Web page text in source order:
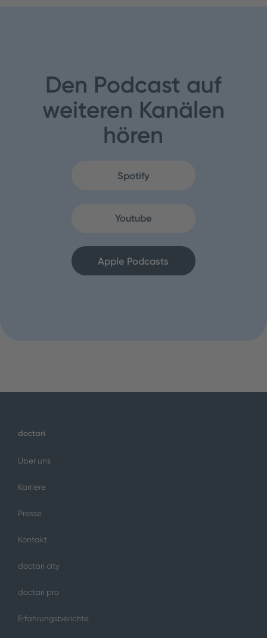
Den Podcast auf
weiteren Kanälen
hören
Spotify
Youtube
Apple Podcasts
doctari
Über uns
Karriere
Presse
Kontakt
doctari city
doctari pro
Erfahrungsberichte